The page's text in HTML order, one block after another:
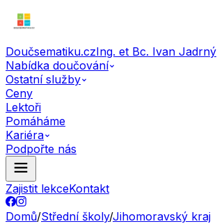
Doučsematiku.czIng. et Bc. Ivan Jadrný
Nabídka doučování
Ostatní služby
Ceny
Lektoři
Pomáháme
Kariéra
Podpořte nás
Zajistit lekceKontakt
Domů/Střední školy/Jihomoravský kraj